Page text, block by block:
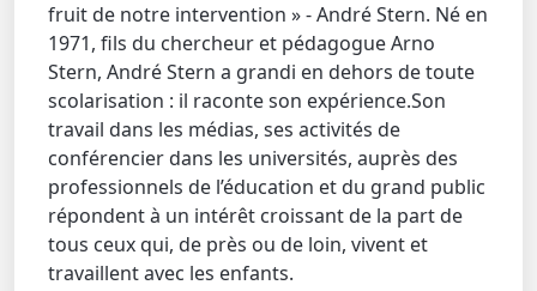
fruit de notre intervention » - André Stern. Né en
1971, fils du chercheur et pédagogue Arno
Stern, André Stern a grandi en dehors de toute
scolarisation : il raconte son expérience.Son
travail dans les médias, ses activités de
conférencier dans les universités, auprès des
professionnels de l’éducation et du grand public
répondent à un intérêt croissant de la part de
tous ceux qui, de près ou de loin, vivent et
travaillent avec les enfants.